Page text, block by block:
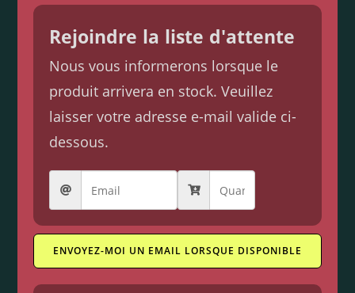
Rejoindre la liste d'attente
Nous vous informerons lorsque le
produit arrivera en stock. Veuillez
laisser votre adresse e-mail valide ci-
dessous.
ENVOYEZ-MOI UN EMAIL LORSQUE DISPONIBLE